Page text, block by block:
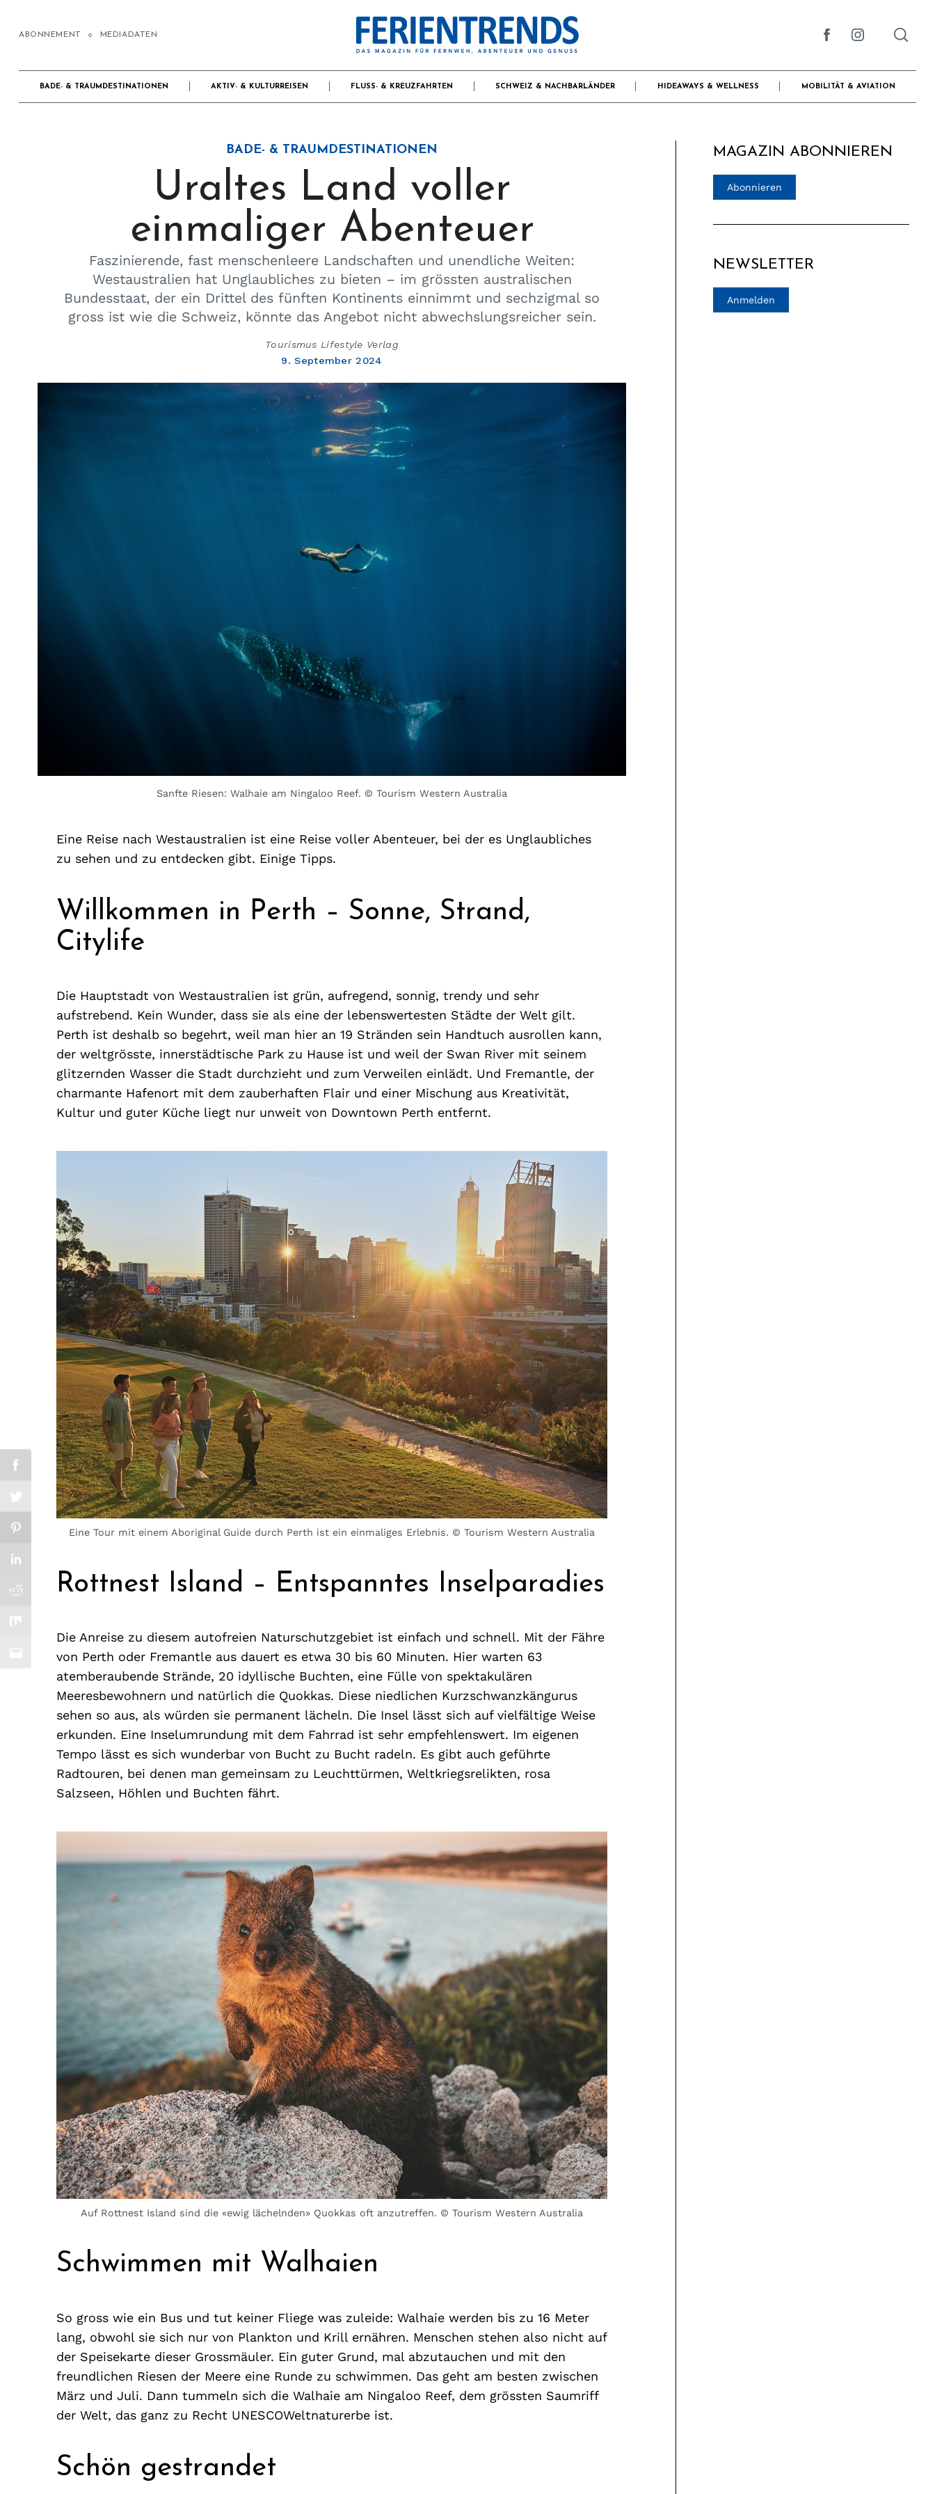
ABONNEMENT MEDIADATEN
BADE- & TRAUMDESTINATIONEN AKTIV- & KULTURREISEN FLUSS- & KREUZFAHRTEN SCHWEIZ & NACHBARLÄNDER HIDEAWAYS & WELLNESS MOBILITÄT & AVIATION
BADE- & TRAUMDESTINATIONEN
Uraltes Land voller
einmaliger Abenteuer
Faszinierende, fast menschenleere Landschaften und unendliche Weiten:
Westaustralien hat Unglaubliches zu bieten – im grössten australischen
Bundesstaat, der ein Drittel des fünften Kontinents einnimmt und sechzigmal so
gross ist wie die Schweiz, könnte das Angebot nicht abwechslungsreicher sein.
Tourismus Lifestyle Verlag
9. September 2024
Sanfte Riesen: Walhaie am Ningaloo Reef. © Tourism Western Australia
Eine Reise nach Westaustralien ist eine Reise voller Abenteuer, bei der es Unglaubliches
zu sehen und zu entdecken gibt. Einige Tipps.
Willkommen in Perth – Sonne, Strand,
Citylife
Die Hauptstadt von Westaustralien ist grün, aufregend, sonnig, trendy und sehr
aufstrebend. Kein Wunder, dass sie als eine der lebenswertesten Städte der Welt gilt.
Perth ist deshalb so begehrt, weil man hier an 19 Stränden sein Handtuch ausrollen kann,
der weltgrösste, innerstädtische Park zu Hause ist und weil der Swan River mit seinem
glitzernden Wasser die Stadt durchzieht und zum Verweilen einlädt. Und Fremantle, der
charmante Hafenort mit dem zauberhaften Flair und einer Mischung aus Kreativität,
Kultur und guter Küche liegt nur unweit von Downtown Perth entfernt.
Eine Tour mit einem Aboriginal Guide durch Perth ist ein einmaliges Erlebnis. © Tourism Western Australia
Rottnest Island – Entspanntes Inselparadies
Die Anreise zu diesem autofreien Naturschutzgebiet ist einfach und schnell. Mit der Fähre
von Perth oder Fremantle aus dauert es etwa 30 bis 60 Minuten. Hier warten 63
atemberaubende Strände, 20 idyllische Buchten, eine Fülle von spektakulären
Meeresbewohnern und natürlich die Quokkas. Diese niedlichen Kurzschwanzkängurus
sehen so aus, als würden sie permanent lächeln. Die Insel lässt sich auf vielfältige Weise
erkunden. Eine Inselumrundung mit dem Fahrrad ist sehr empfehlenswert. Im eigenen
Tempo lässt es sich wunderbar von Bucht zu Bucht radeln. Es gibt auch geführte
Radtouren, bei denen man gemeinsam zu Leuchttürmen, Weltkriegsrelikten, rosa
Salzseen, Höhlen und Buchten fährt.
Auf Rottnest Island sind die «ewig lächelnden» Quokkas oft anzutreffen. © Tourism Western Australia
Schwimmen mit Walhaien
So gross wie ein Bus und tut keiner Fliege was zuleide: Walhaie werden bis zu 16 Meter
lang, obwohl sie sich nur von Plankton und Krill ernähren. Menschen stehen also nicht auf
der Speisekarte dieser Grossmäuler. Ein guter Grund, mal abzutauchen und mit den
freundlichen Riesen der Meere eine Runde zu schwimmen. Das geht am besten zwischen
März und Juli. Dann tummeln sich die Walhaie am Ningaloo Reef, dem grössten Saumriff
der Welt, das ganz zu Recht UNESCOWeltnaturerbe ist.
Schön gestrandet
MAGAZIN ABONNIEREN
Abonnieren
NEWSLETTER
Anmelden